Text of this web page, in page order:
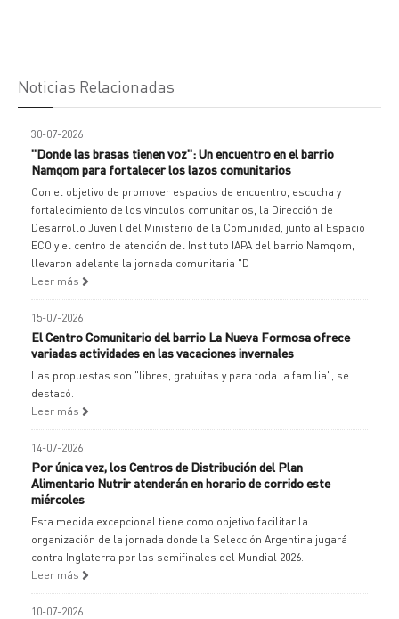
Noticias Relacionadas
30-07-2026
"Donde las brasas tienen voz": Un encuentro en el barrio
Namqom para fortalecer los lazos comunitarios
Con el objetivo de promover espacios de encuentro, escucha y
fortalecimiento de los vínculos comunitarios, la Dirección de
Desarrollo Juvenil del Ministerio de la Comunidad, junto al Espacio
ECO y el centro de atención del Instituto IAPA del barrio Namqom,
llevaron adelante la jornada comunitaria "D
Leer más
15-07-2026
El Centro Comunitario del barrio La Nueva Formosa ofrece
variadas actividades en las vacaciones invernales
Las propuestas son "libres, gratuitas y para toda la familia", se
destacó.
Leer más
14-07-2026
Por única vez, los Centros de Distribución del Plan
Alimentario Nutrir atenderán en horario de corrido este
miércoles
Esta medida excepcional tiene como objetivo facilitar la
organización de la jornada donde la Selección Argentina jugará
contra Inglaterra por las semifinales del Mundial 2026.
Leer más
10-07-2026